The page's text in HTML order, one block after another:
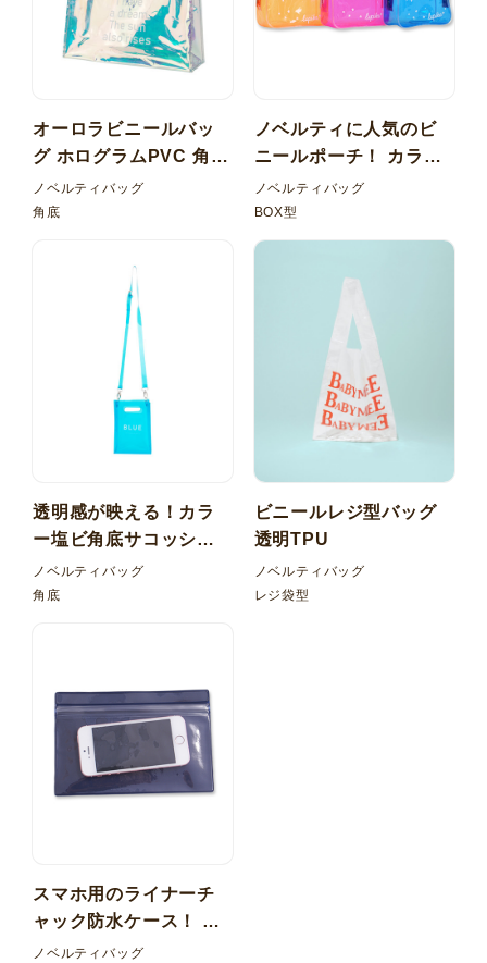
オーロラビニールバッ
グ ホログラムPVC 角底
持ち手 PPベルト
ノベルティバッグ
角底
ノベルティに人気のビ
ニールポーチ！ カラー
塩ビ（PVC） BOX型ポ
ーチ
ノベルティバッグ
BOX型
透明感が映える！カラ
ー塩ビ角底サコッシュ
バッグ
ノベルティバッグ
角底
ビニールレジ型バッグ
透明TPU
ノベルティバッグ
レジ袋型
スマホ用のライナーチ
ャック防水ケース！ 透
明+カラー塩ビ マチなし
ノベルティバッグ